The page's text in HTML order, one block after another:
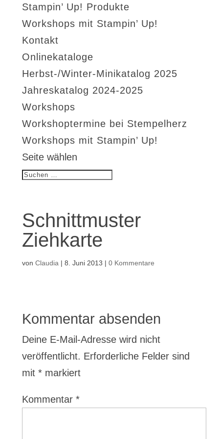
Stampin’ Up! Produkte
Workshops mit Stampin’ Up!
Kontakt
Onlinekataloge
Herbst-/Winter-Minikatalog 2025
Jahreskatalog 2024-2025
Workshops
Workshoptermine bei Stempelherz
Workshops mit Stampin’ Up!
Seite wählen
Schnittmuster
Ziehkarte
von Claudia | 8. Juni 2013 | 0 Kommentare
Kommentar absenden
Deine E-Mail-Adresse wird nicht
veröffentlicht. Erforderliche Felder sind
mit *markiert
Kommentar *